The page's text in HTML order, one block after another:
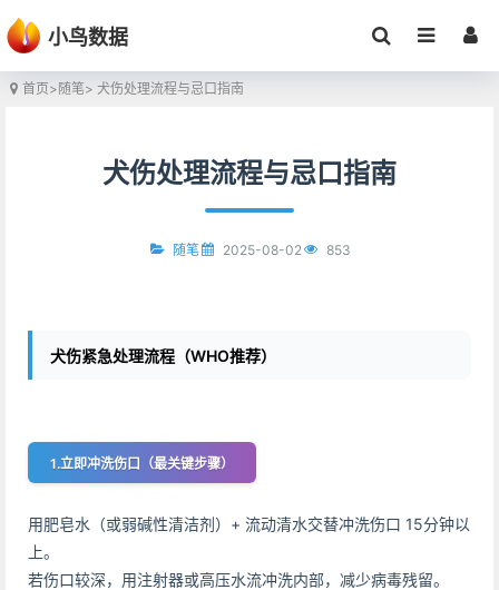
小鸟数据
首页>随笔> 犬伤处理流程与忌口指南
犬伤处理流程与忌口指南
随笔 2025-08-02 853
犬伤紧急处理流程（WHO推荐）
1.立即冲洗伤口（最关键步骤）
用肥皂水（或弱碱性清洁剂）+ 流动清水交替冲洗伤口 15分钟以
上。
若伤口较深，用注射器或高压水流冲洗内部，减少病毒残留。